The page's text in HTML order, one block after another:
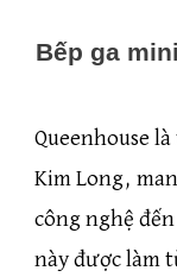
Bếp ga
Queenhouse
Kim Long,
công nghệ
này được làm